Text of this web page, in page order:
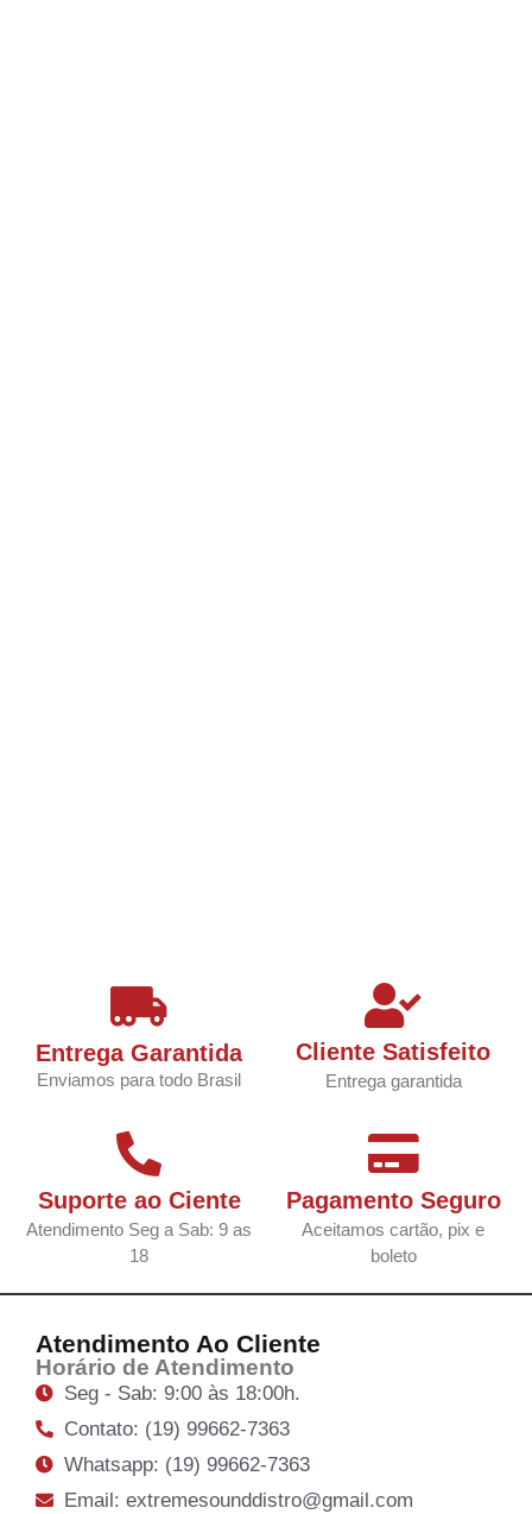
Entrega Garantida
Enviamos para todo Brasil
Cliente Satisfeito
Entrega garantida
Suporte ao Ciente
Atendimento Seg a Sab: 9 as
18
Pagamento Seguro
Aceitamos cartão, pix e
boleto
Atendimento Ao Cliente
Horário de Atendimento
Seg - Sab: 9:00 às 18:00h.
Contato: (19) 99662-7363
Whatsapp: (19) 99662-7363
Email: extremesounddistro@gmail.com